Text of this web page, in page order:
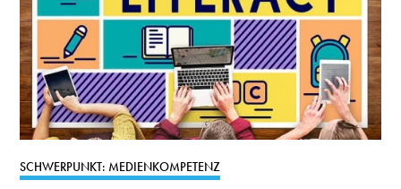
SCHWERPUNKT: MEDIENKOMPETENZ